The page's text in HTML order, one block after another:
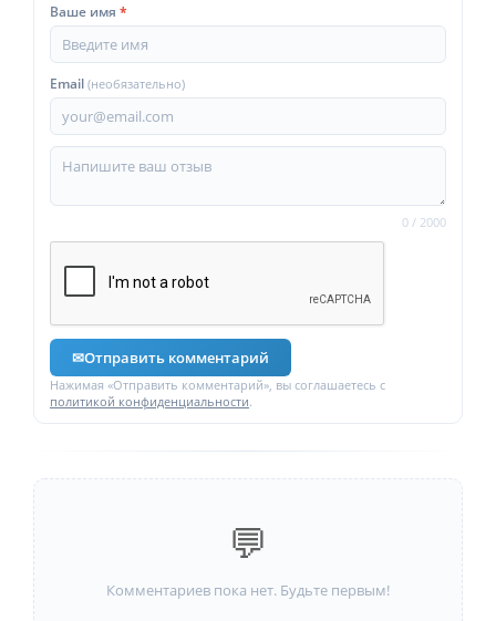
Ваше имя *
Email (необязательно)
0 / 2000
✉Отправить комментарий
Нажимая «Отправить комментарий», вы соглашаетесь с
политикой конфиденциальности.
💬
Комментариев пока нет. Будьте первым!